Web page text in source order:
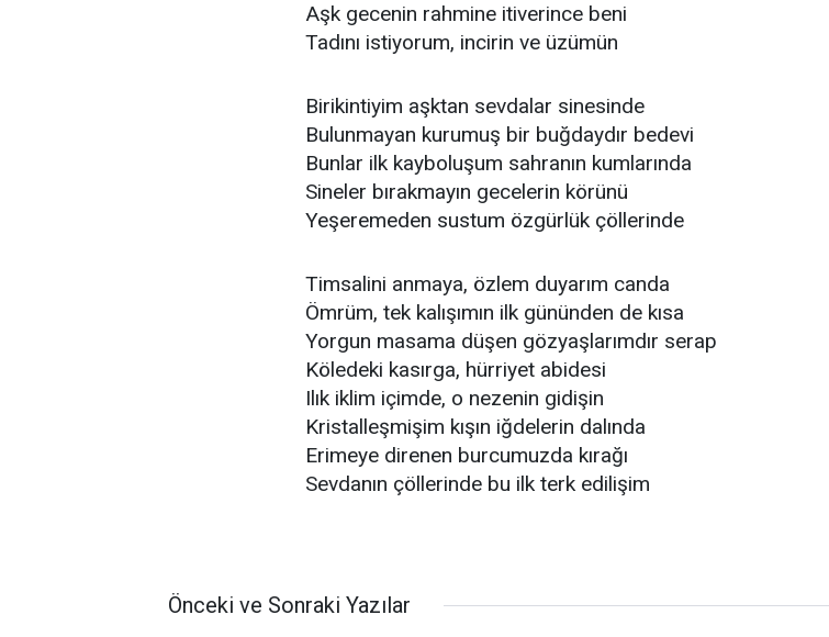
Aşk gecenin rahmine itiverince beni
Tadını istiyorum, incirin ve üzümün
Birikintiyim aşktan sevdalar sinesinde
Bulunmayan kurumuş bir buğdaydır bedevi
Bunlar ilk kayboluşum sahranın kumlarında
Sineler bırakmayın gecelerin körünü
Yeşeremeden sustum özgürlük çöllerinde
Timsalini anmaya, özlem duyarım canda
Ömrüm, tek kalışımın ilk gününden de kısa
Yorgun masama düşen gözyaşlarımdır serap
Köledeki kasırga, hürriyet abidesi
Ilık iklim içimde, o nezenin gidişin
Kristalleşmişim kışın iğdelerin dalında
Erimeye direnen burcumuzda kırağı
Sevdanın çöllerinde bu ilk terk edilişim
Önceki ve Sonraki Yazılar